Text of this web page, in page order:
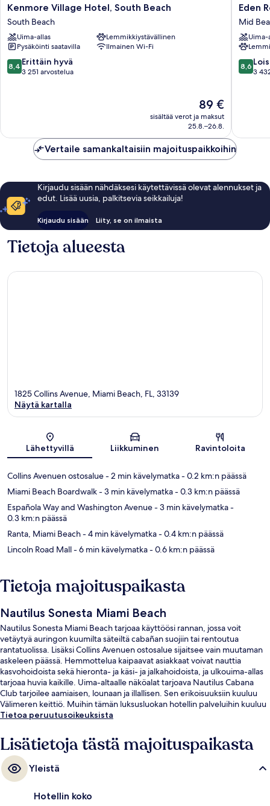
Kenmore
Village
Hotel,
South
Beach
South
Beach
Kenmore Village Hotel, South Beach
South Beach
Uima-allas
Lemmikkiystävällinen
Pysäköinti saatavilla
Ilmainen Wi-Fi
8.4
kautta
8,4 Erittäin hyvä
3 251 arvostelua
Hinta
on
89 €
89 €
sisältää verot ja maksut
25.8.–26.8.
Eden
Roc
Miami
Beach
Mid
Beach
(ranta)
Eden
Mid
Uima-
8.6
kautta
8,6
3
Vertaile samankaltaisiin majoituspaikkoihin
Kirjaudu sisään nähdäksesi käytettävissä olevat alennukset ja
edut. Lisää uusia, palkitsevia seikkailuja!
Kirjaudu sisään Liity, se on ilmaista
Tietoja alueesta
Kartta
1825 Collins Avenue, Miami Beach, FL, 33139
Näytä kartalla
Lähettyvillä Liikkuminen Ravintoloita
Collins Avenuen ostosalue- 2 min kävelymatka- 0.2 km:n päässä
Miami Beach Boardwalk- 3 min kävelymatka- 0.3 km:n päässä
Española Way and Washington Avenue- 3 min kävelymatka-
0.3 km:n päässä
Ranta, Miami Beach- 4 min kävelymatka- 0.4 km:n päässä
Lincoln Road Mall- 6 min kävelymatka- 0.6 km:n päässä
Tietoja majoituspaikasta
Nautilus Sonesta Miami Beach
Nautilus Sonesta Miami Beach tarjoaa käyttöösi rannan, jossa voit
vetäytyä auringon kuumilta säteiltä cabañan suojiin tai rentoutua
rantatuolissa. Lisäksi Collins Avenuen ostosalue sijaitsee vain muutaman
askeleen päässä. Hemmottelua kaipaavat asiakkaat voivat nauttia
kasvohoidoista sekä hieronta- ja käsi- ja jalkahoidoista, ja ulkouima-allas
tarjoaa huvia kaikille. Uima-altaalle näköalat tarjoava Nautilus Cabana
Club tarjoilee aamiaisen, lounaan ja illallisen. Sen erikoisuuksiin kuuluu
Välimeren keittiö. Muihin tämän luksusluokan hotellin palveluihin kuuluu
2 baaria/loungea, allasbaari ja ympäri vuorokauden auki oleva
henkilökuntaa ja hyvää sijaintia.
Tietoa peruutusoikeuksista
Lisätietoja tästä majoituspaikasta
Yleistä
Hotellin koko